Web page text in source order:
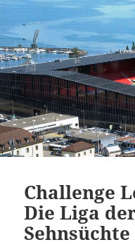
Challenge
Die Liga
Sehnsüchte